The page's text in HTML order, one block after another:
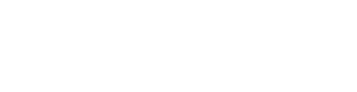
la rue, le sourire aux lèvres. Ce qui fait le
fraîcheur qui émane de ce tableau […] »